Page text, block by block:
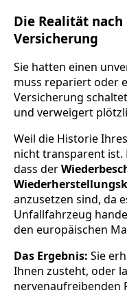
Die Realität
Versicherung
Sie hatten einen
muss repariert oder
Versicherung
und verweigert
Weil die Historie Ihres
nicht transparent ist.
dass der
anzusetzen sind, da
Unfallfahrzeug
den europäischen
Das Ergebnis: Sie
Ihnen zusteht, oder
nervenaufreibenden